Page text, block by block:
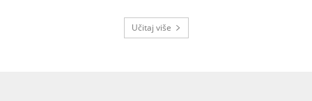
Učitaj više